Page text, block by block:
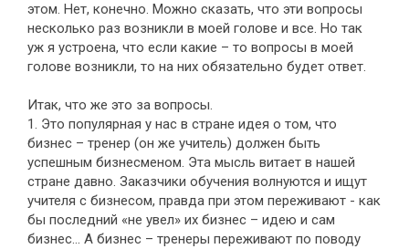
этом. Нет, конечно. Можно сказать, что эти вопросы
несколько раз возникли в моей голове и все. Но так
уж я устроена, что если какие – то вопросы в моей
голове возникли, то на них обязательно будет ответ.
Итак, что же это за вопросы.
1. Это популярная у нас в стране идея о том, что
бизнес – тренер (он же учитель) должен быть
успешным бизнесменом. Эта мысль витает в нашей
стране давно. Заказчики обучения волнуются и ищут
учителя с бизнесом, правда при этом переживают - как
бы последний «не увел» их бизнес – идею и сам
бизнес… А бизнес – тренеры переживают по поводу